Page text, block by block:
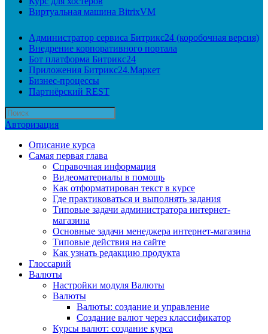
Виртуальная машина BitrixVM
Администратор сервиса Битрикс24 (коробочная версия)
Внедрение корпоративного портала
Бот платформа Битрикс24
Приложения Битрикс24.Маркет
Бизнес-процессы
Партнёрский REST
Авторизация
Описание курса
Самая первая глава
Справочная информация
Видеоматериалы в помощь
Как отформатирован текст в курсе
Где практиковаться и выполнять задания
Типовые задачи администратора интернет-
магазина
Основные задачи менеджера интернет-магазина
Типовые действия на сайте
Как узнать редакцию продукта
Глоссарий
Валюты
Настройки модуля Валюты
Валюты
Валюты: создание и управление
Создание валют через классификатор
Курсы валют: создание курса